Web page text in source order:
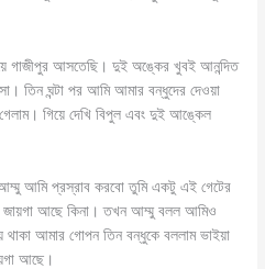
গাজীপুর আসতেছি। দুই অঙ্কের খুবই আনন্দিত
তিন ঘন্টা পর আমি আমার বন্ধুদের দেওয়া
গেলাম। গিয়ে দেখি বিপুল এবং দুই আঙ্কেল
আমি প্রস্রাব করবো তুমি একটু এই গেটের
জায়গা আছে কিনা। তখন আম্মু বলল আমিও
থাকা আমার গোপন তিন বন্ধুকে বললাম ভাইয়া
আছে।